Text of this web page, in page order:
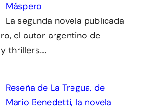
Máspero
La segunda novela publicada
el autor argentino de
thrillers.…
Reseña de La Tregua, de
Mario Benedetti, la novela